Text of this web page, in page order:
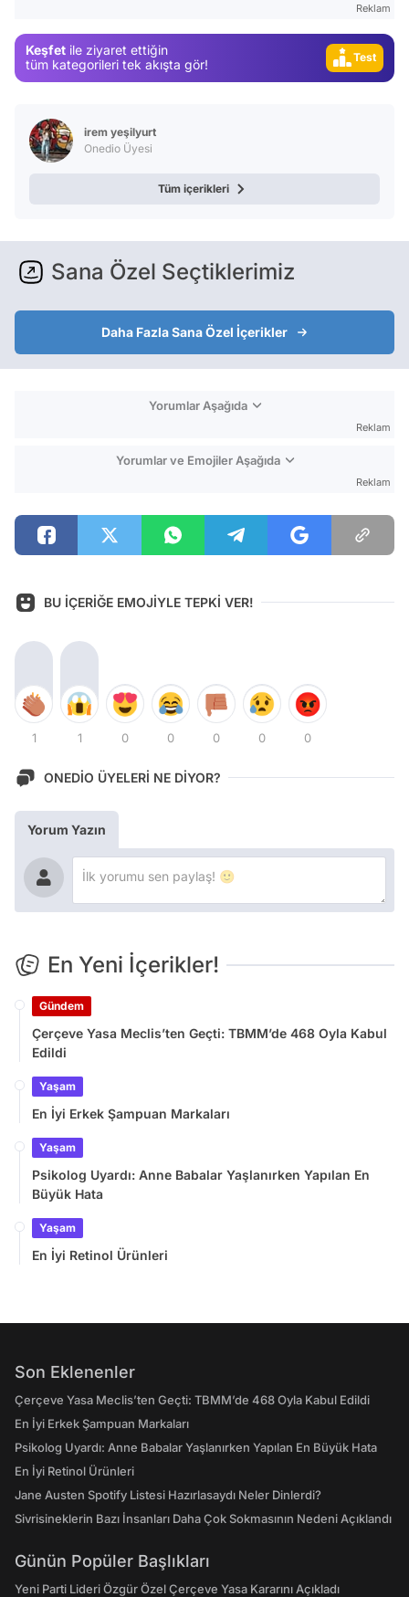
Reklam
Keşfet ile ziyaret ettiğin
tüm kategorileri tek akışta gör!
Video
Test
Gündem
irem yeşilyurt
Onedio Üyesi
Tüm içerikleri
Sana Özel Seçtiklerimiz
Daha Fazla Sana Özel İçerikler
Yorumlar Aşağıda
Reklam
Yorumlar ve Emojiler Aşağıda
Reklam
BU İÇERİĞE EMOJİYLE TEPKİ VER!
1 1 0 0 0 0 0
ONEDİO ÜYELERİ NE DİYOR?
Yorum Yazın
En Yeni İçerikler!
Gündem
Çerçeve Yasa Meclis’ten Geçti: TBMM’de 468 Oyla Kabul
Edildi
Yaşam
En İyi Erkek Şampuan Markaları
Yaşam
Psikolog Uyardı: Anne Babalar Yaşlanırken Yapılan En
Büyük Hata
Yaşam
En İyi Retinol Ürünleri
Son Eklenenler
Çerçeve Yasa Meclis’ten Geçti: TBMM’de 468 Oyla Kabul Edildi
En İyi Erkek Şampuan Markaları
Psikolog Uyardı: Anne Babalar Yaşlanırken Yapılan En Büyük Hata
En İyi Retinol Ürünleri
Jane Austen Spotify Listesi Hazırlasaydı Neler Dinlerdi?
Sivrisineklerin Bazı İnsanları Daha Çok Sokmasının Nedeni Açıklandı
Günün Popüler Başlıkları
Yeni Parti Lideri Özgür Özel Çerçeve Yasa Kararını Açıkladı